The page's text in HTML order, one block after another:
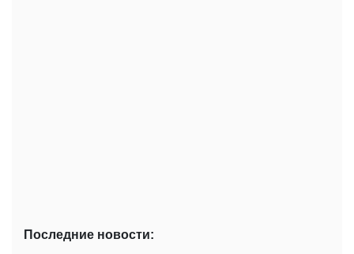
Последние новости: